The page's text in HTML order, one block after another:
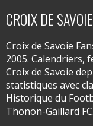
CROIX DE
Croix de Savoie
2005. Calendriers,
Croix de Savoie
statistiques avec
Historique du
Thonon-Gaillard FC.